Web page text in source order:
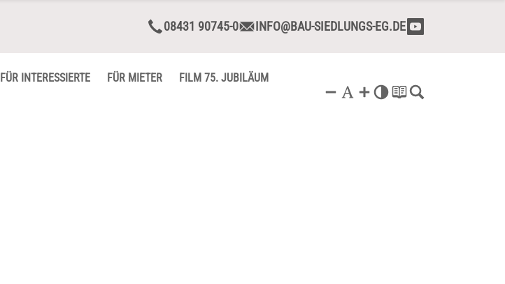
08431 90745-0 INFO@BAU-SIEDLUNGS-EG.DE
FÜR INTERESSIERTE FÜR MIETER FILM 75. JUBILÄUM